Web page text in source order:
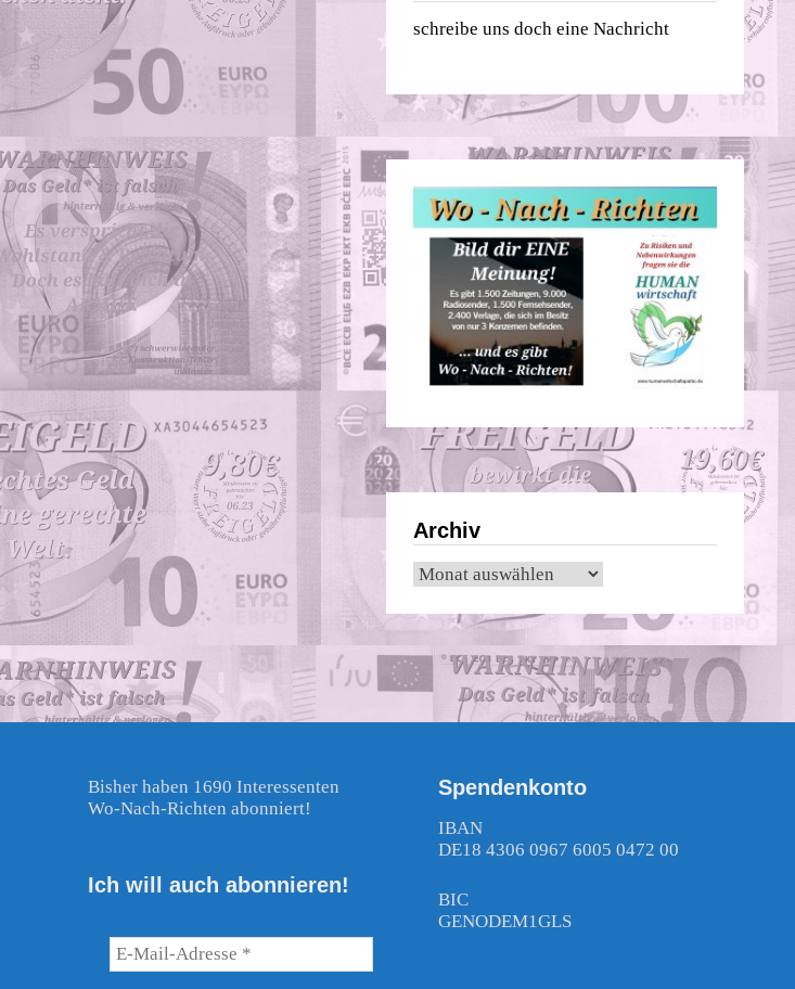
schreibe uns doch eine Nachricht
Archiv
Archiv
Bisher haben 1690 Interessenten
Wo-Nach-Richten abonniert!
Ich will auch abonnieren!
Spendenkonto
IBAN
DE18 4306 0967 6005 0472 00
BIC
GENODEM1GLS